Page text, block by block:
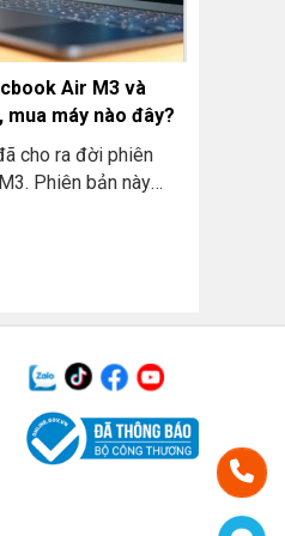
Air M3 và
máy nào đây?
cho ra đời phiên
Phiên bản này
nhé